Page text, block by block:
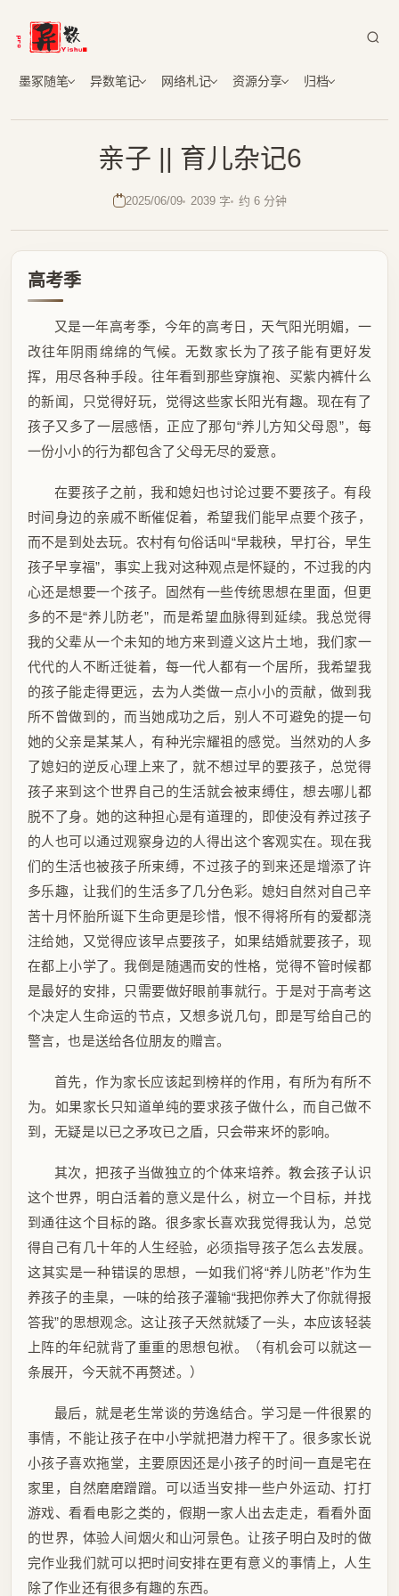
墨冢随笔 异数笔记 网络札记 资源分享 归档
亲子 || 育儿杂记6
2025/06/09 2039 字 约 6 分钟
高考季
又是一年高考季，今年的高考日，天气阳光明媚，一
改往年阴雨绵绵的气候。无数家长为了孩子能有更好发
挥，用尽各种手段。往年看到那些穿旗袍、买紫内裤什么
的新闻，只觉得好玩，觉得这些家长阳光有趣。现在有了
孩子又多了一层感悟，正应了那句“养儿方知父母恩”，每
一份小小的行为都包含了父母无尽的爱意。
在要孩子之前，我和媳妇也讨论过要不要孩子。有段
时间身边的亲戚不断催促着，希望我们能早点要个孩子，
而不是到处去玩。农村有句俗话叫“早栽秧，早打谷，早生
孩子早享福”，事实上我对这种观点是怀疑的，不过我的内
心还是想要一个孩子。固然有一些传统思想在里面，但更
多的不是“养儿防老”，而是希望血脉得到延续。我总觉得
我的父辈从一个未知的地方来到遵义这片土地，我们家一
代代的人不断迁徙着，每一代人都有一个居所，我希望我
的孩子能走得更远，去为人类做一点小小的贡献，做到我
所不曾做到的，而当她成功之后，别人不可避免的提一句
她的父亲是某某人，有种光宗耀祖的感觉。当然劝的人多
了媳妇的逆反心理上来了，就不想过早的要孩子，总觉得
孩子来到这个世界自己的生活就会被束缚住，想去哪儿都
脱不了身。她的这种担心是有道理的，即使没有养过孩子
的人也可以通过观察身边的人得出这个客观实在。现在我
们的生活也被孩子所束缚，不过孩子的到来还是增添了许
多乐趣，让我们的生活多了几分色彩。媳妇自然对自己辛
苦十月怀胎所诞下生命更是珍惜，恨不得将所有的爱都浇
注给她，又觉得应该早点要孩子，如果结婚就要孩子，现
在都上小学了。我倒是随遇而安的性格，觉得不管时候都
是最好的安排，只需要做好眼前事就行。于是对于高考这
个决定人生命运的节点，又想多说几句，即是写给自己的
警言，也是送给各位朋友的赠言。
首先，作为家长应该起到榜样的作用，有所为有所不
为。如果家长只知道单纯的要求孩子做什么，而自己做不
到，无疑是以已之矛攻已之盾，只会带来坏的影响。
其次，把孩子当做独立的个体来培养。教会孩子认识
这个世界，明白活着的意义是什么，树立一个目标，并找
到通往这个目标的路。很多家长喜欢我觉得我认为，总觉
得自己有几十年的人生经验，必须指导孩子怎么去发展。
这其实是一种错误的思想，一如我们将“养儿防老”作为生
养孩子的圭臬，一味的给孩子灌输“我把你养大了你就得报
答我”的思想观念。这让孩子天然就矮了一头，本应该轻装
上阵的年纪就背了重重的思想包袱。（有机会可以就这一
条展开，今天就不再赘述。）
最后，就是老生常谈的劳逸结合。学习是一件很累的
事情，不能让孩子在中小学就把潜力榨干了。很多家长说
小孩子喜欢拖堂，主要原因还是小孩子的时间一直是宅在
家里，自然磨磨蹭蹭。可以适当安排一些户外运动、打打
游戏、看看电影之类的，假期一家人出去走走，看看外面
的世界，体验人间烟火和山河景色。让孩子明白及时的做
完作业我们就可以把时间安排在更有意义的事情上，人生
除了作业还有很多有趣的东西。